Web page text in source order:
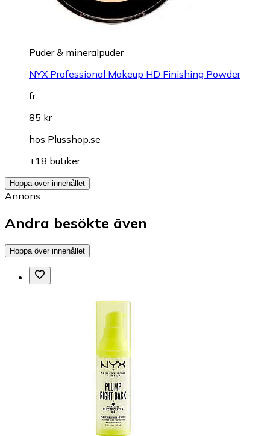
Puder & mineralpuder
NYX Professional Makeup HD Finishing Powder
fr.
85 kr
hos Plusshop.se
+18 butiker
Hoppa över innehållet
Annons
Andra besökte även
Hoppa över innehållet